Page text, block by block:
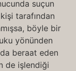
suçun
tarafından
böyle bir
yönünden
beraat eden
de işlendiği